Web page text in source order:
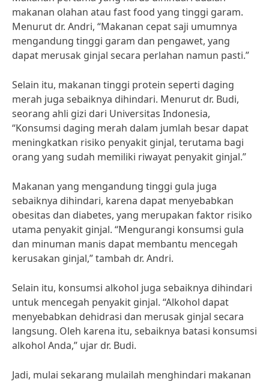
makanan olahan atau fast food yang tinggi garam.
Menurut dr. Andri, “Makanan cepat saji umumnya
mengandung tinggi garam dan pengawet, yang
dapat merusak ginjal secara perlahan namun pasti.”
Selain itu, makanan tinggi protein seperti daging
merah juga sebaiknya dihindari. Menurut dr. Budi,
seorang ahli gizi dari Universitas Indonesia,
“Konsumsi daging merah dalam jumlah besar dapat
meningkatkan risiko penyakit ginjal, terutama bagi
orang yang sudah memiliki riwayat penyakit ginjal.”
Makanan yang mengandung tinggi gula juga
sebaiknya dihindari, karena dapat menyebabkan
obesitas dan diabetes, yang merupakan faktor risiko
utama penyakit ginjal. “Mengurangi konsumsi gula
dan minuman manis dapat membantu mencegah
kerusakan ginjal,” tambah dr. Andri.
Selain itu, konsumsi alkohol juga sebaiknya dihindari
untuk mencegah penyakit ginjal. “Alkohol dapat
menyebabkan dehidrasi dan merusak ginjal secara
langsung. Oleh karena itu, sebaiknya batasi konsumsi
alkohol Anda,” ujar dr. Budi.
Jadi, mulai sekarang mulailah menghindari makanan